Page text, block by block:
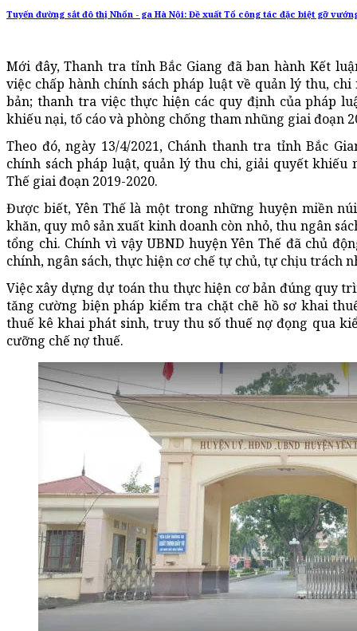
Tuyến đường sắt đô thị Nhổn - ga Hà Nội: Đề xuất Tổ công tác đặc biệt gỡ
Mới đây, Thanh tra tỉnh Bắc Giang đã ban hành Kết
việc chấp hành chính sách pháp luật về quản lý thu,
bản; thanh tra việc thực hiện các quy định của pháp
khiếu nại, tố cáo và phòng chống tham nhũng giai đoạn
Theo đó, ngày 13/4/2021, Chánh thanh tra tỉnh Bắc
chính sách pháp luật, quản lý thu chi, giải quyết khiếu
Thế giai đoạn 2019-2020.
Được biết, Yên Thế là một trong những huyện miền
khăn, quy mô sản xuất kinh doanh còn nhỏ, thu ngân
tổng chi. Chính vì vậy UBND huyện Yên Thế đã chủ
chính, ngân sách, thực hiện cơ chế tự chủ, tự chịu trách
Việc xây dựng dự toán thu thực hiện cơ bản đúng quy
tăng cường biện pháp kiểm tra chặt chẽ hồ sơ khai
thuế kê khai phát sinh, truy thu số thuế nợ đọng qua
cưỡng chế nợ thuế.